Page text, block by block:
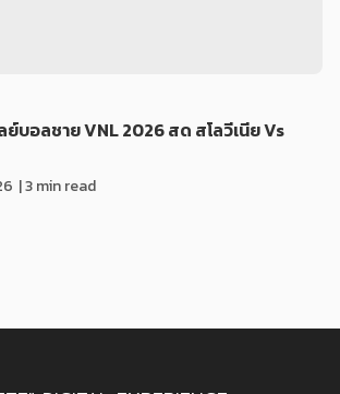
บอลชาย VNL 2026 สด สโลวีเนีย Vs
| 3 min read